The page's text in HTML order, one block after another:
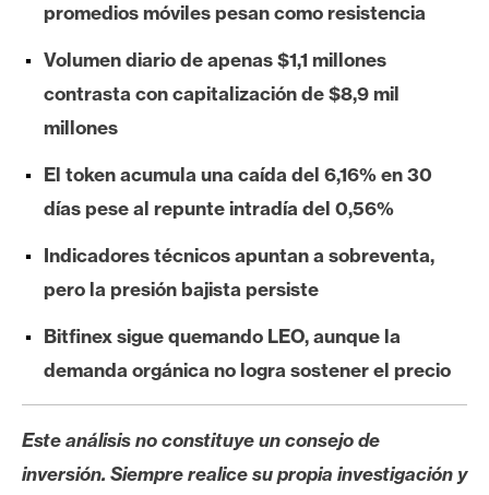
e
u
m
A
A
n
l
i
s
promedios móviles pesan como resistencia
Volumen diario de apenas $1,1 millones
contrasta con capitalización de $8,9 mil
millones
El token acumula una caída del 6,16% en 30
días pese al repunte intradía del 0,56%
Indicadores técnicos apuntan a sobreventa,
pero la presión bajista persiste
Bitfinex sigue quemando LEO, aunque la
demanda orgánica no logra sostener el precio
Este análisis no constituye un consejo de
inversión. Siempre realice su propia investigación y